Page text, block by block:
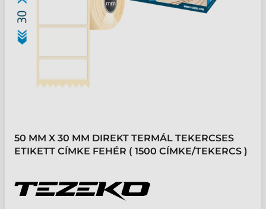
50 MM X 30 MM DIREKT TERMÁL TEKERCSES
ETIKETT CÍMKE FEHÉR ( 1500 CÍMKE/TEKERCS )